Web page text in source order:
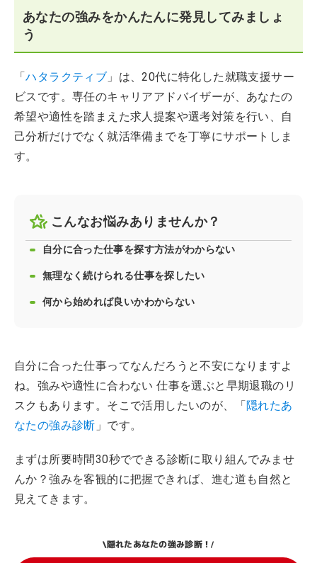
あなたの強みをかんたんに発見してみましょ
う
「ハタラクティブ 」は、20代に特化した就職支援サー
ビスです。専任のキャリアアドバイザーが、あなたの
希望や適性を踏まえた求人提案や選考対策を行い、自
己分析だけでなく就活準備までを丁寧にサポートしま
す。
こんなお悩みありませんか？
自分に合った仕事を探す方法がわからない
無理なく続けられる仕事を探したい
何から始めれば良いかわからない
自分に合った仕事ってなんだろうと不安になりますよ
ね。強みや適性に合わない 仕事を選ぶと早期退職のリ
スクもあります。そこで活用したいのが、「隠れたあ
なたの強み診断 」です。
まずは所要時間30秒でできる診断に取り組んでみませ
んか？強みを客観的に把握できれば、進む道も自然と
見えてきます。
\隠れたあなたの強み診断！/